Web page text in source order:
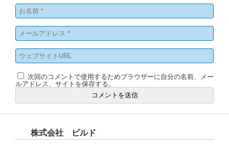
次回のコメントで使用するためブラウザーに自分の名前、メー
ルアドレス、サイトを保存する。
株式会社 ビルド